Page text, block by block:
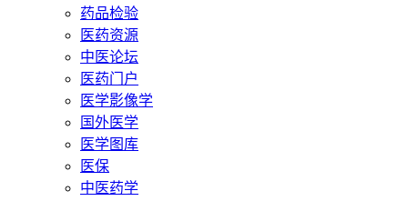
药品检验
医药资源
中医论坛
医药门户
医学影像学
国外医学
医学图库
医保
中医药学